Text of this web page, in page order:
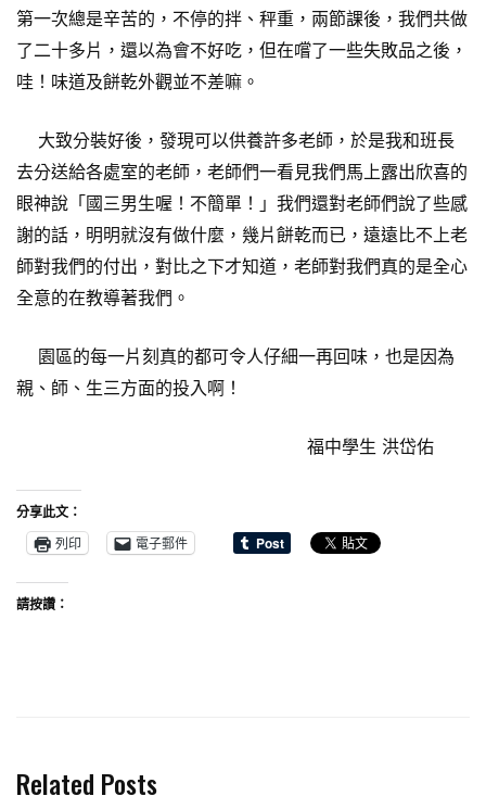
第一次總是辛苦的，不停的拌、秤重，兩節課後，我們共做
了二十多片，還以為會不好吃，但在嚐了一些失敗品之後，
哇！味道及餅乾外觀並不差嘛。
大致分裝好後，發現可以供養許多老師，於是我和班長
去分送給各處室的老師，老師們一看見我們馬上露出欣喜的
眼神說「國三男生喔！不簡單！」我們還對老師們說了些感
謝的話，明明就沒有做什麼，幾片餅乾而已，遠遠比不上老
師對我們的付出，對比之下才知道，老師對我們真的是全心
全意的在教導著我們。
園區的每一片刻真的都可令人仔細一再回味，也是因為
親、師、生三方面的投入啊！
福中學生 洪岱佑
分享此文：
列印
電子郵件
請按讚：
Related Posts